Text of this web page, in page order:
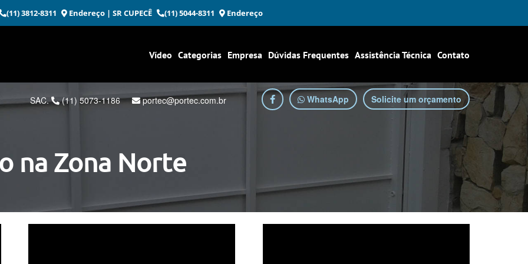
(11) 3812-8311 Endereço | SR CUPECÊ (11) 5044-8311 Endereço
Vídeo Categorias Empresa Dúvidas Frequentes Assistência Técnica Contato
SAC. (11) 5073-1186 portec@portec.com.br WhatsApp Solicite um orçamento
na Zona Norte